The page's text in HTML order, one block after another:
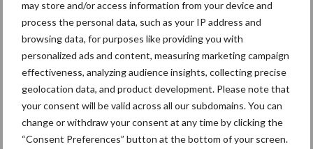
may store and/or access information from your device and
process the personal data, such as your IP address and
browsing data, for purposes like providing you with
personalized ads and content, measuring marketing campaign
effectiveness, analyzing audience insights, collecting precise
geolocation data, and product development. Please note that
your consent will be valid across all our subdomains. You can
change or withdraw your consent at any time by clicking the
“Consent Preferences” button at the bottom of your screen.
Bedrijfsnieuws
Ligbox &
Voerhekken
Toon meer